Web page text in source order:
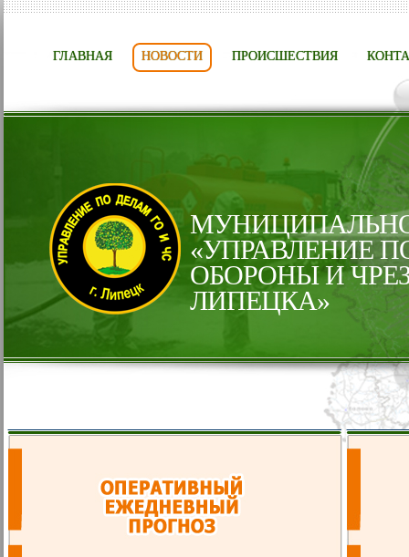
ГЛАВНАЯ НОВОСТИ ПРОИСШЕСТВИЯ
«УПРАВЛЕНИЕ
ОБОРОНЫ И
ЛИПЕЦКА»